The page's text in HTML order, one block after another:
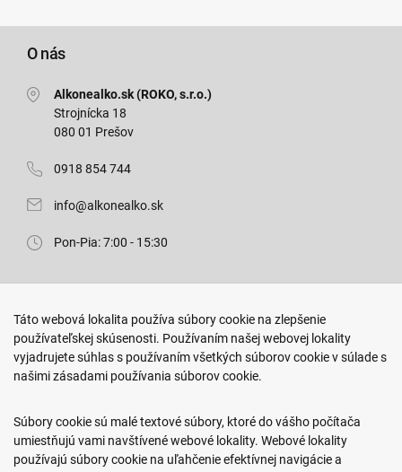
O nás
Alkonealko.sk (ROKO, s.r.o.)
Strojnícka 18
080 01 Prešov
0918 854 744
info@alkonealko.sk
Pon-Pia: 7:00 - 15:30
Arm. gen. Svobodu 23/A
080 01 Prešov
0917 466 578
sekcovpredajna@doroka.sk
Pon-Ned: 9:00 - 20:00
Táto webová lokalita používa súbory cookie na zlepšenie
používateľskej skúsenosti. Používaním našej webovej lokality
vyjadrujete súhlas s používaním všetkých súborov cookie v súlade s
našimi zásadami používania súborov cookie.
Súbory cookie sú malé textové súbory, ktoré do vášho počítača
umiestňujú vami navštívené webové lokality. Webové lokality
používajú súbory cookie na uľahčenie efektívnej navigácie a